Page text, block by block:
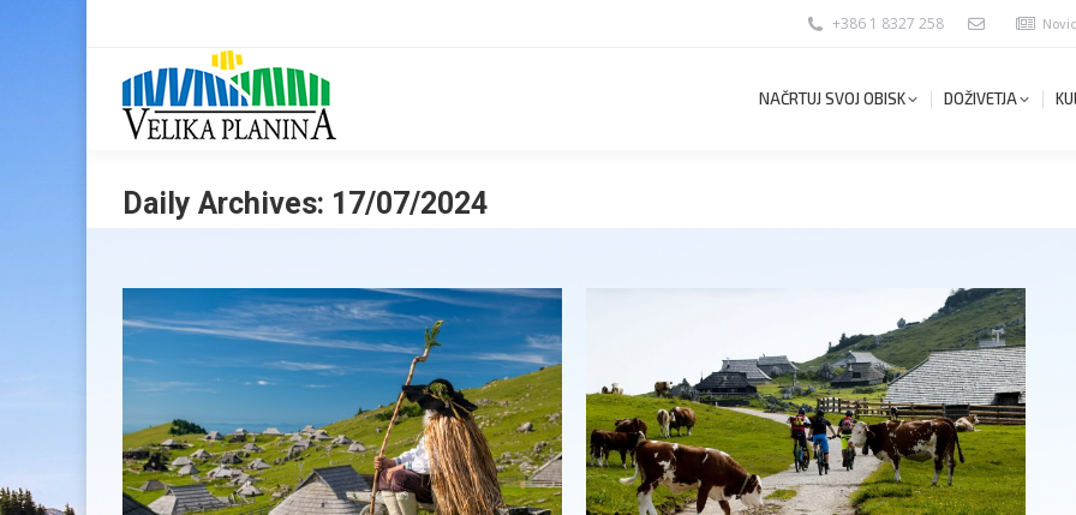
+386 1 8327 258
NAČRTUJ SVOJ OBISK DOŽIVETJA
Daily Archives: 17/07/2024
NAČRTUJ SVOJ OBISK DOŽIVETJA